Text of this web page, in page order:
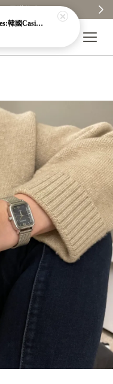
𝐧𝐞𝐰𝐚𝐧𝐚 全台最熱銷:sparkles:韓國Casio防潑水金屬錶:sparkles:就在本店